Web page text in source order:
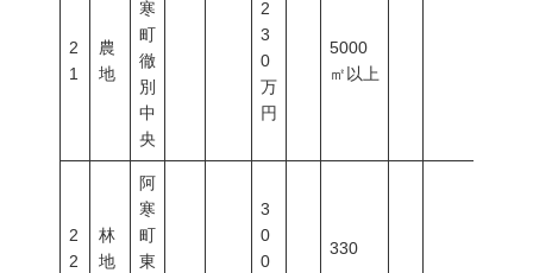
2
1
農
地
寒
町
徹
別
中
央
2
3
0
万
円
5000
㎡以上
2
2
林
地
阿
寒
町
東
3
0
0
330